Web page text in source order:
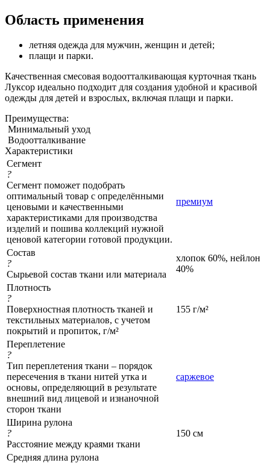
Область применения
летняя одежда для мужчин, женщин и детей;
плащи и парки.
Качественная смесовая водоотталкивающая курточная ткань
Луксор идеально подходит для создания удобной и красивой
одежды для детей и взрослых, включая плащи и парки.
Преимущества:
Минимальный уход
Водоотталкивание
Характеристики
Сегмент
?
Сегмент поможет подобрать
оптимальный товар с определёнными
ценовыми и качественными
характеристиками для производства
изделий и пошива коллекций нужной
ценовой категории готовой продукции.
премиум
Состав
?
Сырьевой состав ткани или материала
хлопок 60%, нейлон
40%
Плотность
?
Поверхностная плотность тканей и
текстильных материалов, с учетом
покрытий и пропиток, г/м²
155 г/м²
Переплетение
?
Тип переплетения ткани – порядок
пересечения в ткани нитей утка и
основы, определяющий в результате
внешний вид лицевой и изнаночной
сторон ткани
саржевое
Ширина рулона
?
Расстояние между краями ткани
150 см
Средняя длина рулона